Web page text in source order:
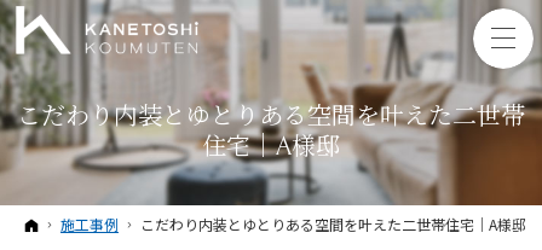
こだわり内装とゆとりある空間を叶えた二世帯
住宅｜A様邸
ホーム
施工事例 こだわり内装とゆとりある空間を叶えた二世帯住宅｜A様邸